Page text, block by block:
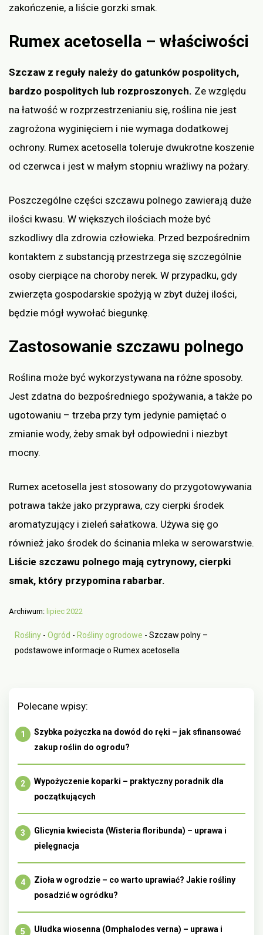
zakończenie, a liście gorzki smak.
Rumex acetosella – właściwości
Szczaw z reguły należy do gatunków pospolitych,
bardzo pospolitych lub rozproszonych. Ze względu
na łatwość w rozprzestrzenianiu się, roślina nie jest
zagrożona wyginięciem i nie wymaga dodatkowej
ochrony. Rumex acetosella toleruje dwukrotne koszenie
od czerwca i jest w małym stopniu wrażliwy na pożary.
Poszczególne części szczawu polnego zawierają duże
ilości kwasu. W większych ilościach może być
szkodliwy dla zdrowia człowieka. Przed bezpośrednim
kontaktem z substancją przestrzega się szczególnie
osoby cierpiące na choroby nerek. W przypadku, gdy
zwierzęta gospodarskie spożyją w zbyt dużej ilości,
będzie mógł wywołać biegunkę.
Zastosowanie szczawu polnego
Roślina może być wykorzystywana na różne sposoby.
Jest zdatna do bezpośredniego spożywania, a także po
ugotowaniu – trzeba przy tym jedynie pamiętać o
zmianie wody, żeby smak był odpowiedni i niezbyt
mocny.
Rumex acetosella jest stosowany do przygotowywania
potrawa także jako przyprawa, czy cierpki środek
aromatyzujący i zieleń sałatkowa. Używa się go
również jako środek do ścinania mleka w serowarstwie.
Liście szczawu polnego mają cytrynowy, cierpki
smak, który przypomina rabarbar.
Archiwum: lipiec 2022
Rośliny - Ogród - Rośliny ogrodowe - Szczaw polny –
podstawowe informacje o Rumex acetosella
Polecane wpisy:
Szybka pożyczka na dowód do ręki – jak sfinansować
zakup roślin do ogrodu?
Wypożyczenie koparki – praktyczny poradnik dla
początkujących
Glicynia kwiecista (Wisteria floribunda) – uprawa i
pielęgnacja
Zioła w ogrodzie – co warto uprawiać? Jakie rośliny
posadzić w ogródku?
Ułudka wiosenna (Omphalodes verna) – uprawa i